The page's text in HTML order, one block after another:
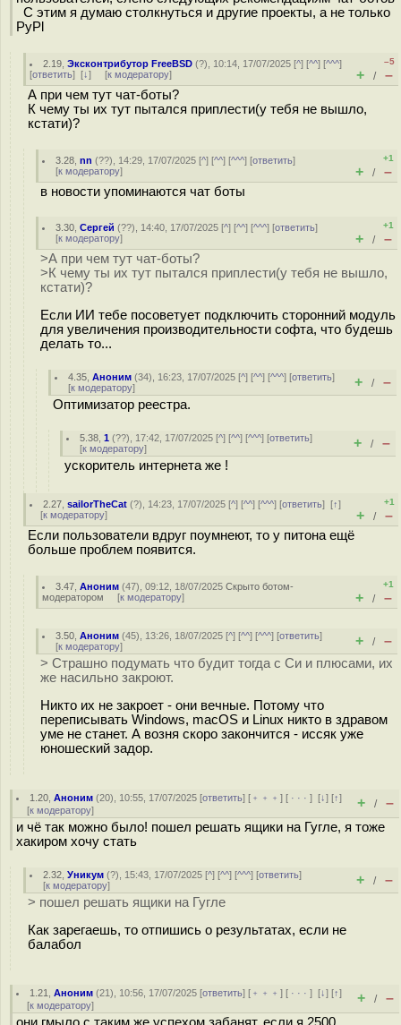
С этим я думаю столкнуться и другие проекты, а не только
PyPl
2.19 ,Эксконтрибутор FreeBSD (?), 10:14, 17/07/2025 [^] [^^] [^^^]
[ответить] [↓] [к модератору]
–5
+ / –
А при чем тут чат-боты?
К чему ты их тут пытался приплести(у тебя не вышло,
кстати)?
3.28 ,nn (??), 14:29, 17/07/2025 [^] [^^] [^^^] [ответить]
[к модератору]
+1
+ / –
в новости упоминаются чат боты
3.30 ,Сергей (??), 14:40, 17/07/2025 [^] [^^] [^^^] [ответить]
[к модератору]
+1
+ / –
>А при чем тут чат-боты?
>К чему ты их тут пытался приплести(у тебя не вышло,
кстати)?
Если ИИ тебе посоветует подключить сторонний модуль
для увеличения производительности софта, что будешь
делать то...
4.35 ,Аноним (34), 16:23, 17/07/2025 [^] [^^] [^^^] [ответить]
[к модератору] + / –
Оптимизатор реестра.
5.38 ,1 (??), 17:42, 17/07/2025 [^] [^^] [^^^] [ответить]
[к модератору] + / –
ускоритель интернета же !
2.27 ,sailorTheCat (?), 14:23, 17/07/2025 [^] [^^] [^^^] [ответить][↑]
[к модератору]
+1
+ / –
Если пользователи вдруг поумнеют, то у питона ещё
больше проблем появится.
3.47 ,Аноним (47), 09:12, 18/07/2025Скрыто ботом-
модератором [к модератору]
+1
+ / –
3.50 ,Аноним (45), 13:26, 18/07/2025 [^] [^^] [^^^] [ответить]
[к модератору] + / –
> Страшно подумать что будит тогда с Си и плюсами, их
же насильно закроют.
Никто их не закроет - они вечные. Потому что
переписывать Windows, macOS и Linux никто в здравом
уме не станет. А возня скоро закончится - иссяк уже
юношеский задор.
1.20 ,Аноним (20), 10:55, 17/07/2025 [ответить] [ ﹢﹢﹢] [ · · ·][↓] [↑]
[к модератору] + / –
и чё так можно было! пошел решать ящики на Гугле, я тоже
хакиром хочу стать
2.32 ,Уникум (?), 15:43, 17/07/2025 [^] [^^] [^^^] [ответить]
[к модератору] + / –
> пошел решать ящики на Гугле
Как зарегаешь, то отпишись о результатах, если не
балабол
1.21 ,Аноним (21), 10:56, 17/07/2025 [ответить] [ ﹢﹢﹢] [ · · ·][↓] [↑]
[к модератору] + / –